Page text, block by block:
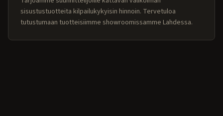
sisustustuotteita kilpailukykyisin hinnoin. Tervetuloa
tutustumaan tuotteisiimme showroomissamme Lahdessa.